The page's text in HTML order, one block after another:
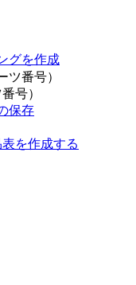
グを作成
ツ番号）
号）
保存
を作成する